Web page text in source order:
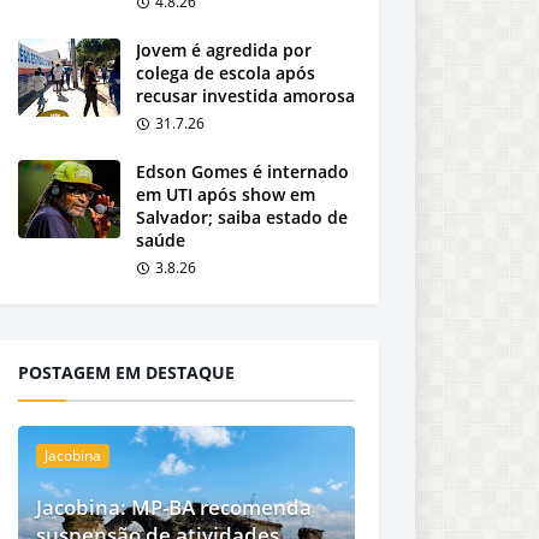
Jovem é agredida por
colega de escola após
recusar investida amorosa
31.7.26
Edson Gomes é internado
em UTI após show em
Salvador; saiba estado de
saúde
3.8.26
POSTAGEM EM DESTAQUE
Jacobina
Jacobina: MP-BA recomenda